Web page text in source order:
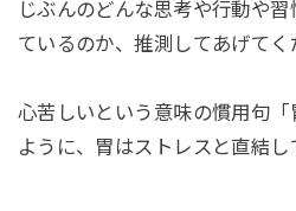
じぶんのどんな思考や行動や
ているのか、推測してあげてく
心苦しいという意味の慣用句
ように、胃はストレスと直結し